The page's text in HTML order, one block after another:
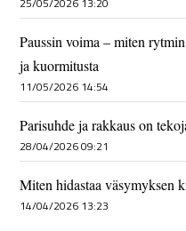
25/05/2026 13:20
Paussin voima – miten
ja kuormitusta
11/05/2026 14:54
Parisuhde ja rakkaus on
28/04/2026 09:21
Miten hidastaa väsymyksen
14/04/2026 13:23